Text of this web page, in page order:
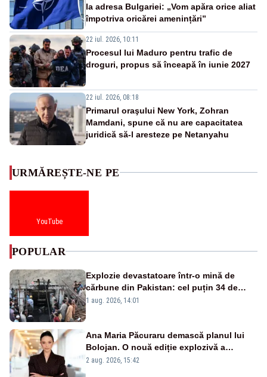
la adresa Bulgariei: „Vom apăra orice aliat
împotriva oricărei amenințări”
22 iul. 2026, 10:11
Procesul lui Maduro pentru trafic de
droguri, propus să înceapă în iunie 2027
22 iul. 2026, 08:18
Primarul oraşului New York, Zohran
Mamdani, spune că nu are capacitatea
juridică să-l aresteze pe Netanyahu
URMĂREȘTE-NE PE
YouTube
POPULAR
Explozie devastatoare într-o mină de
cărbune din Pakistan: cel puțin 34 de
morți - VIDEO
1 aug. 2026, 14:01
Ana Maria Păcuraru demască planul lui
Bolojan. O nouă ediție explozivă a
emisiunii „Miza Zilei” la Realitatea PLUS
2 aug. 2026, 15:42